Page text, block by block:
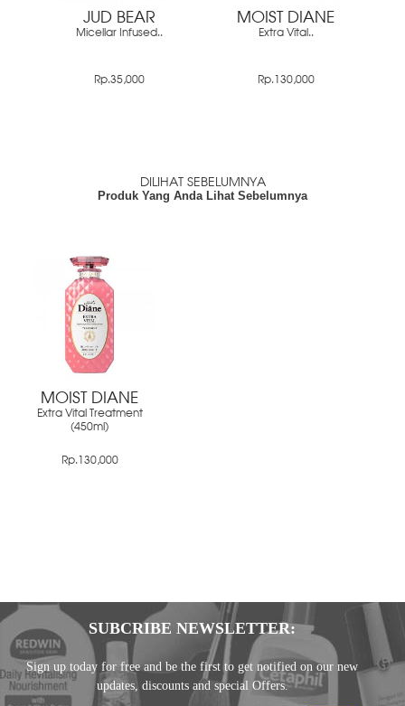
JUD BEAR
Micellar Infused..
Rp.35,000
MOIST DIANE
Extra Vital..
Rp.130,000
DILIHAT SEBELUMNYA
Produk Yang Anda Lihat Sebelumnya
MOIST DIANE
Extra Vital Treatment
(450ml)
Rp.130,000
SUBCRIBE NEWSLETTER:
Sign up today for free and be the first to get notified on our new
updates, discounts and special Offers.